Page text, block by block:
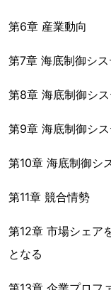
第6章 産業動向
第7章 海底制御シ
第8章 海底制御シ
第9章 海底制御シ
第10章 海底制御シ
第11章 競合情勢
第12章 市場シェア
となる